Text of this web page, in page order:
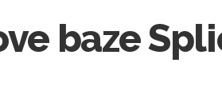
baze